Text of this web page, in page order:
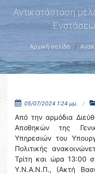
Αντικατάσταση
Αρχική σελίδα
05/07/2024 1:24 μμ.
Από την αρμόδια
Αποθηκών της
Υπηρεσιών του
Πολιτικής
Τρίτη και ώρα 13:00
Υ.Ν.Α.Ν.Π., (Ακτή